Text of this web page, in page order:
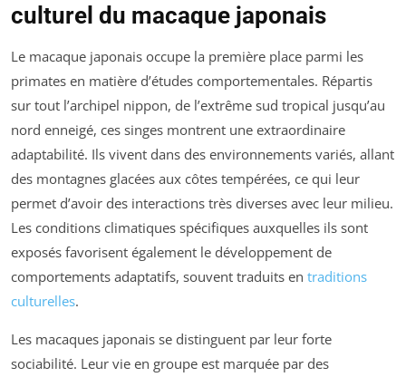
culturel du macaque japonais
Le macaque japonais occupe la première place parmi les
primates en matière d’études comportementales. Répartis
sur tout l’archipel nippon, de l’extrême sud tropical jusqu’au
nord enneigé, ces singes montrent une extraordinaire
adaptabilité. Ils vivent dans des environnements variés, allant
des montagnes glacées aux côtes tempérées, ce qui leur
permet d’avoir des interactions très diverses avec leur milieu.
Les conditions climatiques spécifiques auxquelles ils sont
exposés favorisent également le développement de
comportements adaptatifs, souvent traduits en traditions
culturelles.
Les macaques japonais se distinguent par leur forte
sociabilité. Leur vie en groupe est marquée par des